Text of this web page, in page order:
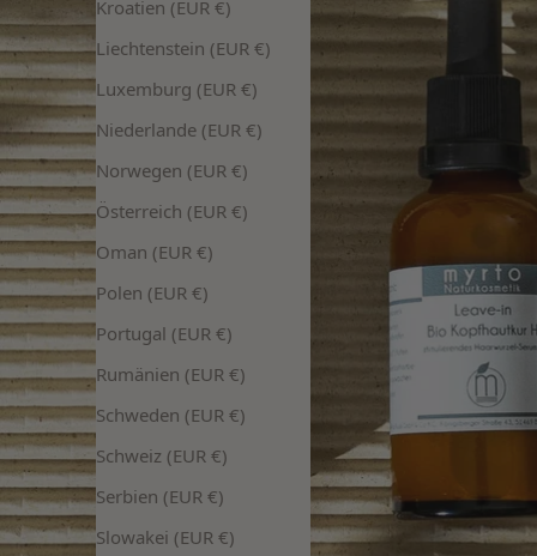
Kroatien (EUR €)
Liechtenstein (EUR €)
Luxemburg (EUR €)
Niederlande (EUR €)
Norwegen (EUR €)
Österreich (EUR €)
Oman (EUR €)
Polen (EUR €)
Portugal (EUR €)
Rumänien (EUR €)
Schweden (EUR €)
Schweiz (EUR €)
Serbien (EUR €)
Slowakei (EUR €)